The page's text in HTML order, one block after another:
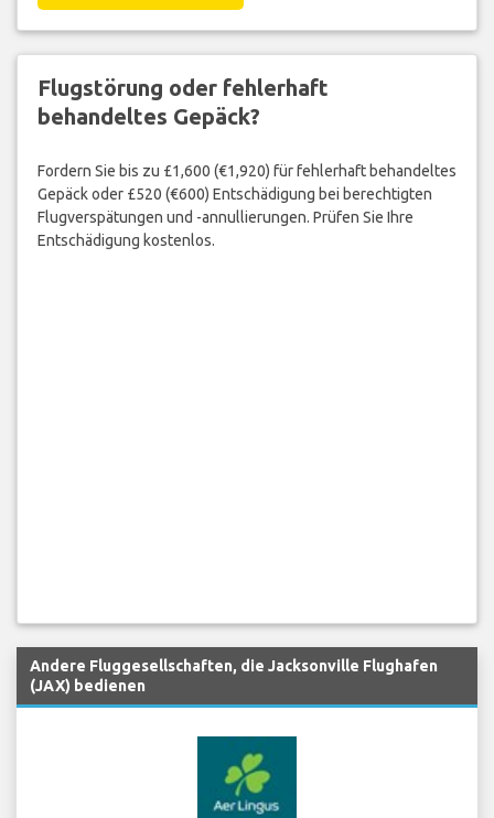
Flugstörung oder fehlerhaft
behandeltes Gepäck?
Fordern Sie bis zu £1,600 (€1,920) für fehlerhaft behandeltes
Gepäck oder £520 (€600) Entschädigung bei berechtigten
Flugverspätungen und -annullierungen. Prüfen Sie Ihre
Entschädigung kostenlos.
Andere Fluggesellschaften, die Jacksonville Flughafen
(JAX) bedienen